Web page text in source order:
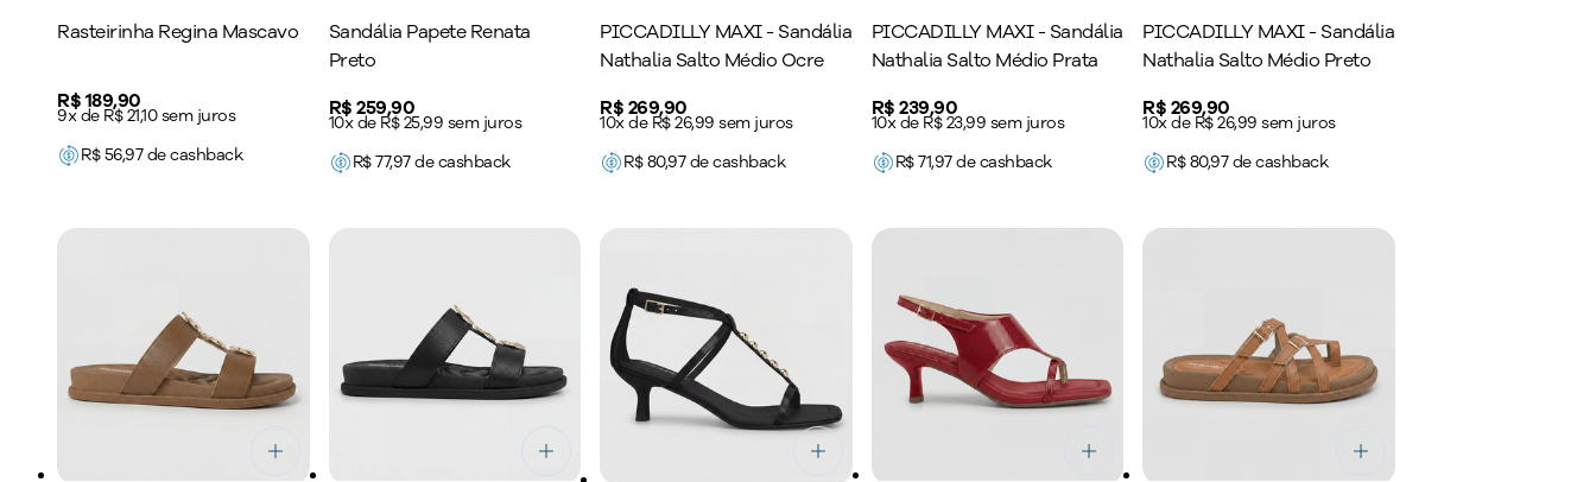
Rasteirinha Regina Mascavo
Price:
R$ 189,90
9x de R$ 21,10 sem juros
R$56,97de cashback
Sandália Papete Renata
Preto
Price:
R$ 259,90
10x de R$ 25,99 sem juros
R$77,97de cashback
PICCADILLY MAXI - Sandália
Nathalia Salto Médio Ocre
Price:
R$ 269,90
10x de R$ 26,99 sem juros
R$80,97de cashback
PICCADILLY MAXI - Sandália
Nathalia Salto Médio Prata
Price:
R$ 239,90
10x de R$ 23,99 sem juros
R$71,97de cashback
PICCADILLY MAXI - Sandália
Nathalia Salto Médio Preto
Price:
R$ 269,90
10x de R$ 26,99 sem juros
R$80,97de cashback